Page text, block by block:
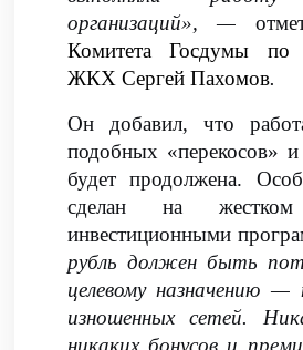
организаций», —
Комитета Госдумы по
ЖКХ Сергей Пахомов.
Он добавил, что
подобных «перекосов» и
будет продолжена.
сделан на
инвестиционными
рубль должен быть
целевому назначению —
изношенных сетей.
никаких бонусов и